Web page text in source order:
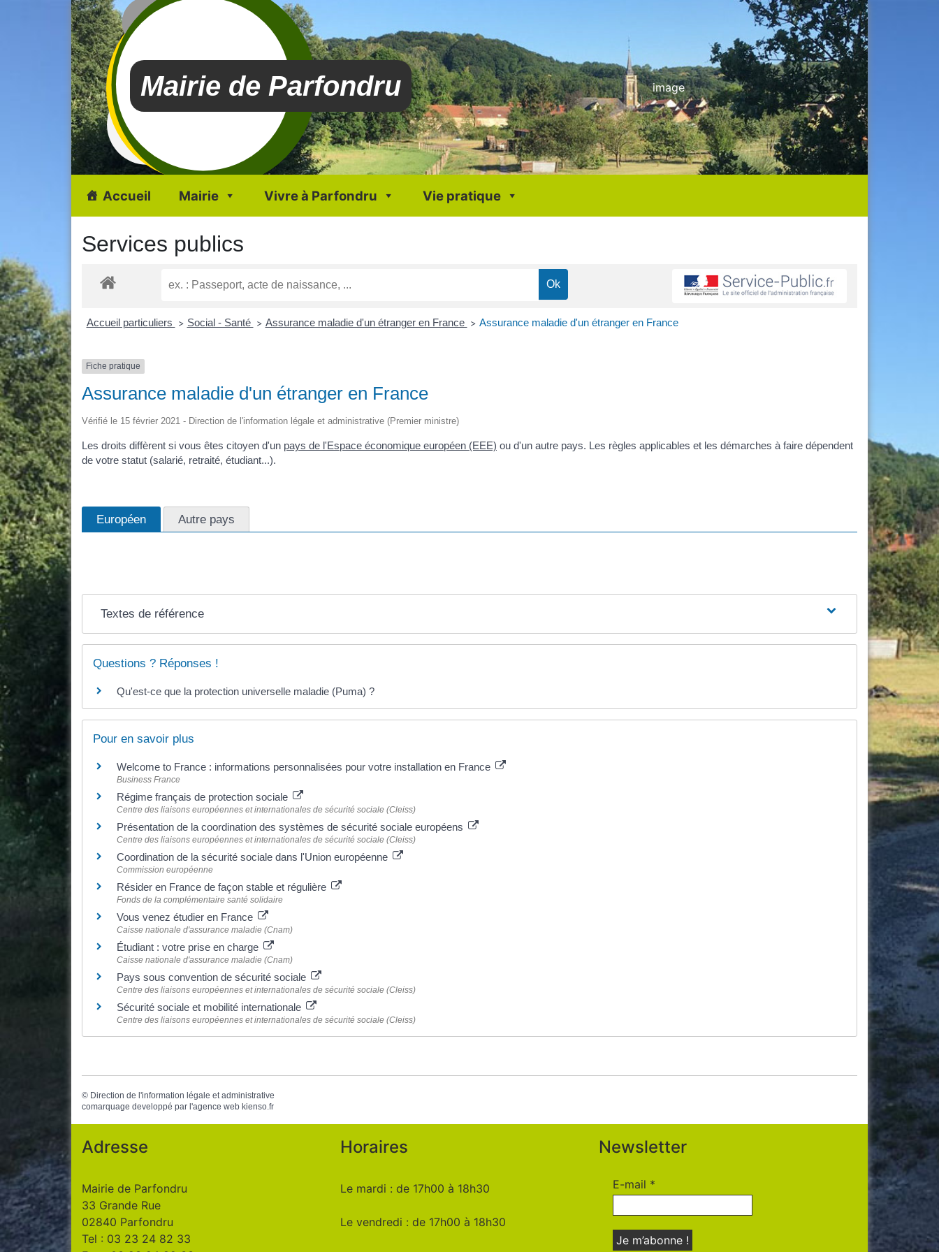
Mairie de Parfondru image
Accueil Mairie Vivre à Parfondru Vie pratique
Services publics
Accueil particuliers > Social - Santé > Assurance maladie d'un étranger en France > Assurance maladie d'un étranger en France
Fiche pratique
Assurance maladie d'un étranger en France
Vérifié le 15 février 2021 - Direction de l'information légale et administrative (Premier ministre)
Les droits diffèrent si vous êtes citoyen d'un pays de l'Espace économique européen (EEE) ou d'un autre pays. Les règles applicables et les démarches à faire dépendent
de votre statut (salarié, retraité, étudiant...).
Européen Autre pays
Textes de référence
Questions ? Réponses !
Qu'est-ce que la protection universelle maladie (Puma) ?
Pour en savoir plus
Welcome to France : informations personnalisées pour votre installation en France
Business France
Régime français de protection sociale
Centre des liaisons européennes et internationales de sécurité sociale (Cleiss)
Présentation de la coordination des systèmes de sécurité sociale européens
Centre des liaisons européennes et internationales de sécurité sociale (Cleiss)
Coordination de la sécurité sociale dans l'Union européenne
Commission européenne
Résider en France de façon stable et régulière
Fonds de la complémentaire santé solidaire
Vous venez étudier en France
Caisse nationale d'assurance maladie (Cnam)
Étudiant : votre prise en charge
Caisse nationale d'assurance maladie (Cnam)
Pays sous convention de sécurité sociale
Centre des liaisons européennes et internationales de sécurité sociale (Cleiss)
Sécurité sociale et mobilité internationale
Centre des liaisons européennes et internationales de sécurité sociale (Cleiss)
© Direction de l'information légale et administrative
comarquage developpé par l'agence web kienso.fr
Adresse
Mairie de Parfondru
33 Grande Rue
02840 Parfondru
Tel : 03 23 24 82 33
Horaires
Le mardi : de 17h00 à 18h30
Le vendredi : de 17h00 à 18h30
Newsletter
E-mail *